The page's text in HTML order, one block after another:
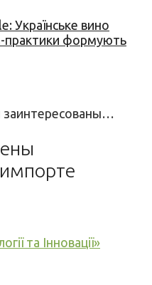
Українське вино
практики формують
заинтересованы…
та Інновації»